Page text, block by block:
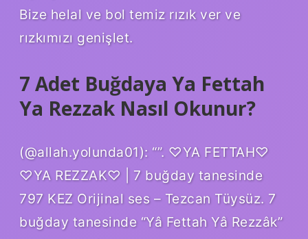
Bize helal ve bol temiz rızık ver ve
rızkımızı genişlet.
7 Adet Buğdaya Ya Fettah
Ya Rezzak Nasıl Okunur?
(@allah.yolunda01): “”. ♡YA FETTAH♡
♡YA REZZAK♡ | 7 buğday tanesinde
797 KEZ Orijinal ses – Tezcan Tüysüz. 7
buğday tanesinde “Yâ Fettah Yâ Rezzâk”